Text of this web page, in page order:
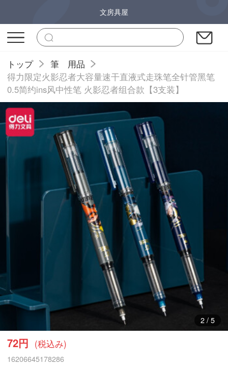
文房具屋
トップ
筆 用品
得力限定火影忍者大容量速干直液式走珠笔全针管黑笔
0.5简约ins风中性笔 火影忍者组合款【3支装】
3/ 5
72円 (税込み)
16206645178286